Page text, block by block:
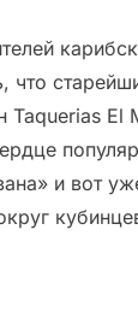
что
Taquerias El
и вот